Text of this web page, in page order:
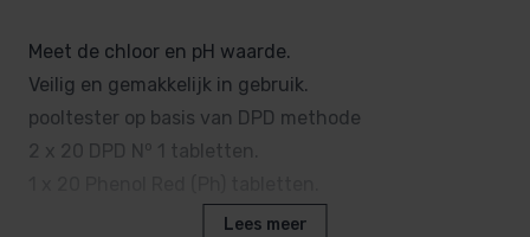
Meet de chloor en pH waarde.
Veilig en gemakkelijk in gebruik.
pooltester op basis van DPD methode
2 x 20 DPD N o 1 tabletten.
Lees meer